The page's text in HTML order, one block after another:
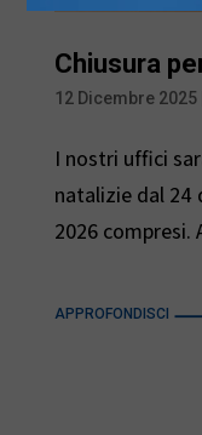
Chiusura
12 Dicembre 2025|
I nostri uffici
natalizie dal 24
2026
APPROFONDISCI